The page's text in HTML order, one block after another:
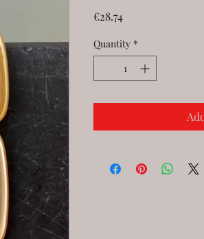
€28.74Price
Quantity *